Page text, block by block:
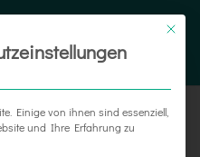
Instagram
Xing
Einige von ihnen sind essenziell,
und Ihre Erfahrung zu